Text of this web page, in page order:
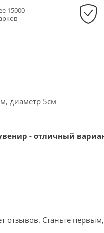
15000
диаметр 5см
- отличный
отзывов. Станьте